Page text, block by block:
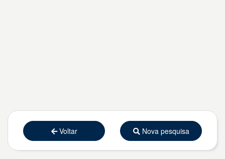
Voltar Nova pesquisa